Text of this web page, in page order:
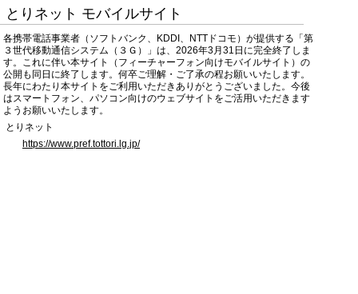
とりネット モバイルサイト
各携帯電話事業者（ソフトバンク、KDDI、NTTドコモ）が提供する「第
３世代移動通信システム（３Ｇ）」は、2026年3月31日に完全終了しま
す。これに伴い本サイト（フィーチャーフォン向けモバイルサイト）の
公開も同日に終了します。何卒ご理解・ご了承の程お願いいたします。
長年にわたり本サイトをご利用いただきありがとうございました。今後
はスマートフォン、パソコン向けのウェブサイトをご活用いただきます
ようお願いいたします。
とりネット
https://www.pref.tottori.lg.jp/